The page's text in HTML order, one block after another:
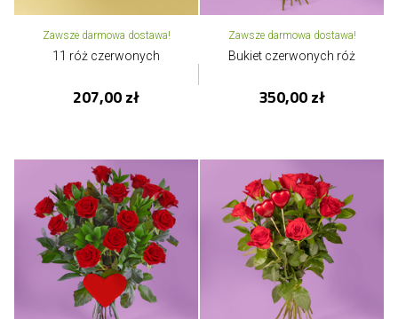
Zawsze darmowa dostawa!
11 róż czerwonych
207,00 zł
Zawsze darmowa dostawa!
Bukiet czerwonych róż
350,00 zł